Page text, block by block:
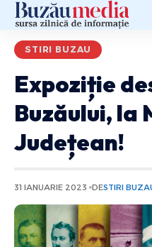
STIRI BUZAU
Expoziție
Buzăului, la
Județean!
31 IANUARIE 2023 DESTIRI